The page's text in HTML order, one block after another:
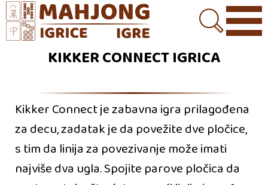
KIKKER CONNECT IGRICA
Kikker Connect je zabavna igra prilagođena
za decu, zadatak je da povežite dve pločice,
s tim da linija za povezivanje može imati
najviše dva ugla. Spojite parove pločica da